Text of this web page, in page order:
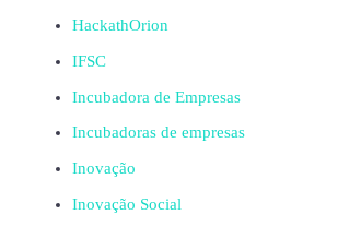
HackathOrion
IFSC
Incubadora de Empresas
Incubadoras de empresas
Inovação
Inovação Social